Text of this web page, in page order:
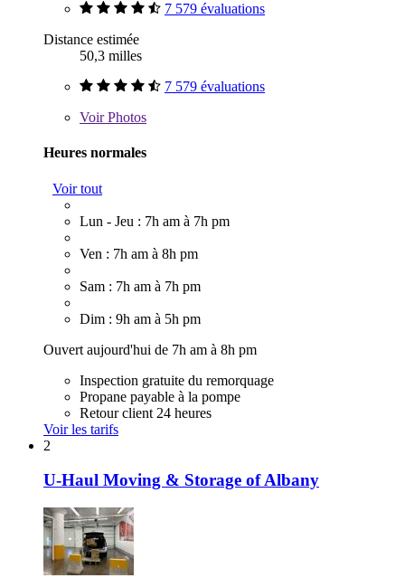
7 579 évaluations
Distance estimée
50,3 milles
7 579 évaluations
VoirPhotos
Heures normales
Voir tout
Lun - Jeu : 7h am à 7h pm
Ven : 7h am à 8h pm
Sam : 7h am à 7h pm
Dim : 9h am à 5h pm
Ouvert aujourd'hui de 7h am à 8h pm
Inspection gratuite du remorquage
Propane payable à la pompe
Retour client 24 heures
Voir les tarifs
2
U-Haul Moving & Storage of Albany